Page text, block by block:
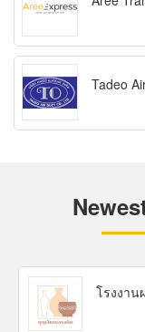
Tadeo
โรงงา